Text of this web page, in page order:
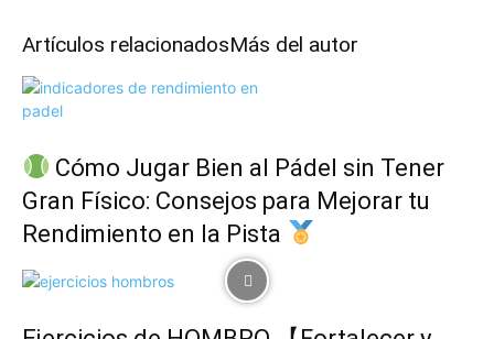
Artículos relacionadosMás del autor
Cómo Jugar Bien al Pádel sin Tener
Gran Físico: Consejos para Mejorar tu
Rendimiento en la Pista